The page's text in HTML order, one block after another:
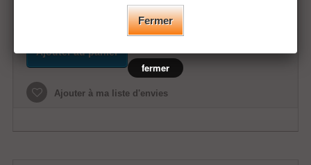
Ajouter au panier
Ajouter à ma liste d'envies
Fermer
fermer